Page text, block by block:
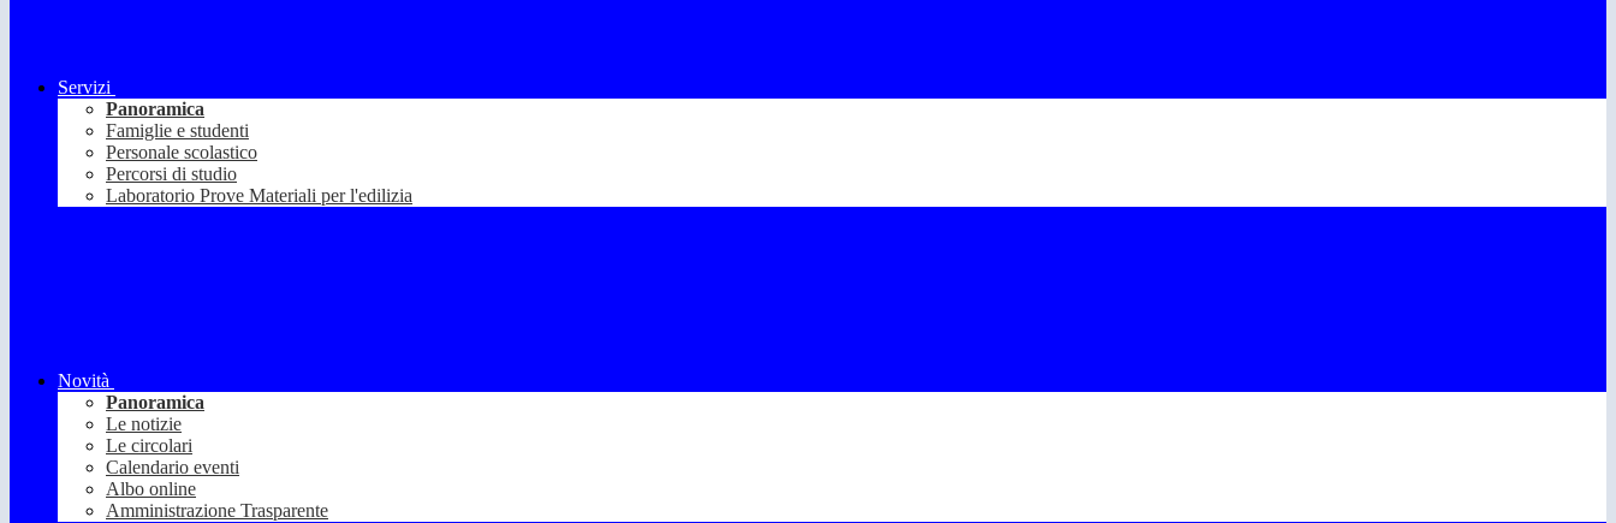
Servizi
Panoramica
Famiglie e studenti
Personale scolastico
Percorsi di studio
Laboratorio Prove Materiali per l'edilizia
Novità
Panoramica
Le notizie
Le circolari
Calendario eventi
Albo online
Amministrazione Trasparente